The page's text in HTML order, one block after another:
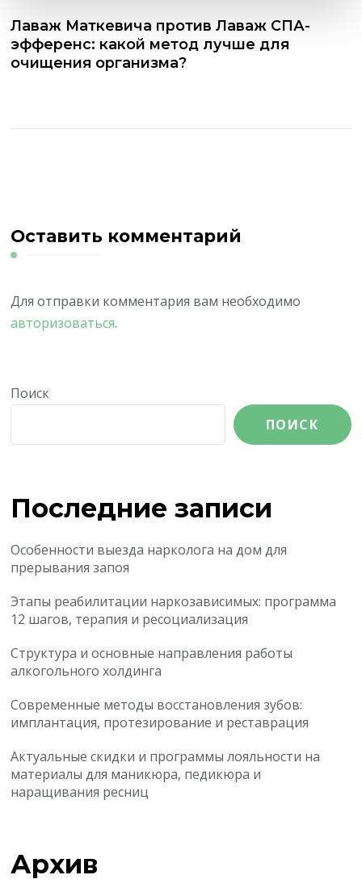
Лаваж Маткевича против Лаваж СПА-
эфференс: какой метод лучше для
очищения организма?
Оставить комментарий
Для отправки комментария вам необходимо
авторизоваться.
Поиск
ПОИСК
Последние записи
Особенности выезда нарколога на дом для
прерывания запоя
Этапы реабилитации наркозависимых: программа
12 шагов, терапия и ресоциализация
Структура и основные направления работы
алкогольного холдинга
Современные методы восстановления зубов:
имплантация, протезирование и реставрация
Актуальные скидки и программы лояльности на
материалы для маникюра, педикюра и
наращивания ресниц
Архив